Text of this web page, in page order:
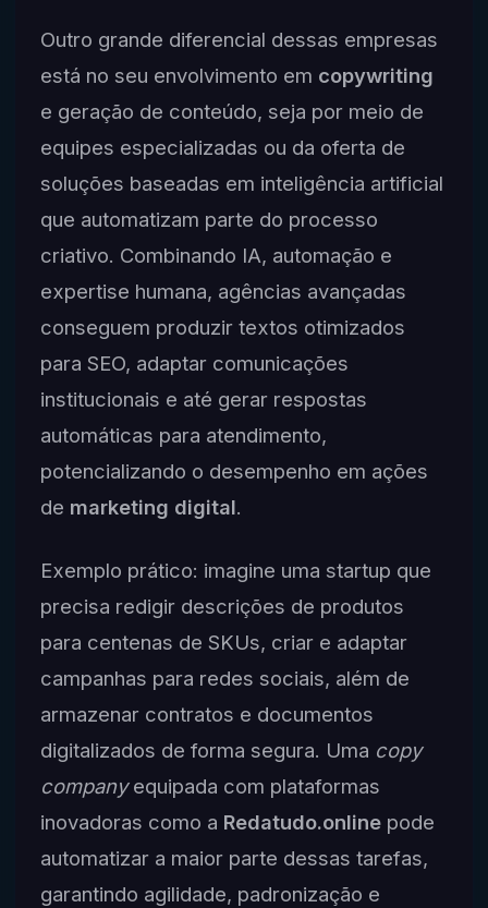
Outro grande diferencial dessas empresas
está no seu envolvimento em copywriting
e geração de conteúdo, seja por meio de
equipes especializadas ou da oferta de
soluções baseadas em inteligência artificial
que automatizam parte do processo
criativo. Combinando IA, automação e
expertise humana, agências avançadas
conseguem produzir textos otimizados
para SEO, adaptar comunicações
institucionais e até gerar respostas
automáticas para atendimento,
potencializando o desempenho em ações
de marketing digital.
Exemplo prático: imagine uma startup que
precisa redigir descrições de produtos
para centenas de SKUs, criar e adaptar
campanhas para redes sociais, além de
armazenar contratos e documentos
digitalizados de forma segura. Uma copy
companyequipada com plataformas
inovadoras como a Redatudo.onlinepode
automatizar a maior parte dessas tarefas,
garantindo agilidade, padronização e